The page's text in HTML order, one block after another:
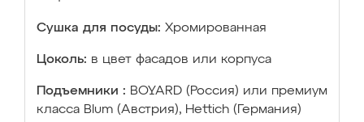
Сушка для посуды: Хромированная
Цоколь: в цвет фасадов или корпуса
Подъемники : BOYARD (Россия) или премиум
класса Blum (Австрия), Hettich (Германия)